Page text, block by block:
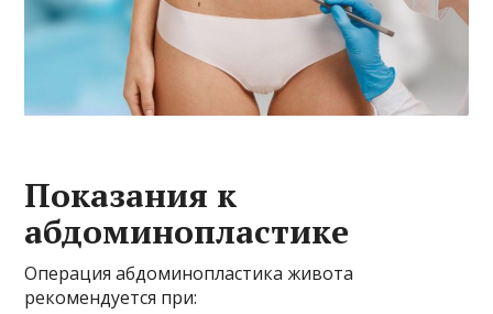
Показания к
абдоминопластике
Операция абдоминопластика живота
рекомендуется при: